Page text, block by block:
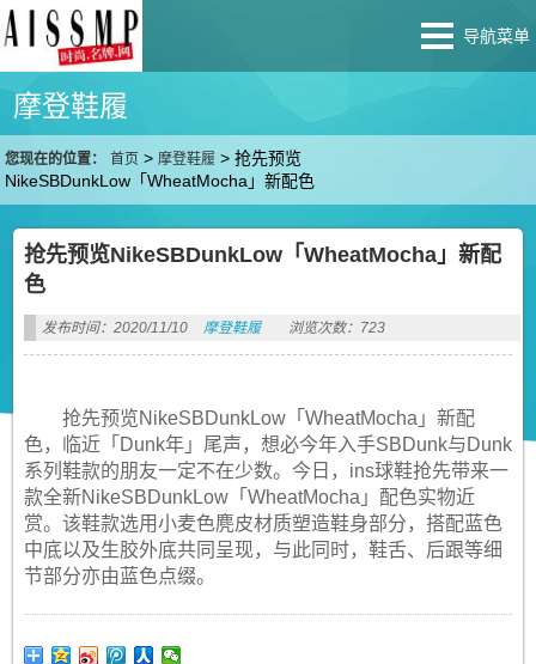
导航菜单
摩登鞋履
您现在的位置： 首页 >摩登鞋履 >抢先预览
NikeSBDunkLow「WheatMocha」新配色
抢先预览NikeSBDunkLow「WheatMocha」新配
色
发布时间：2020/11/10 摩登鞋履 浏览次数：723
抢先预览NikeSBDunkLow「WheatMocha」新配
色，临近「Dunk年」尾声，想必今年入手SBDunk与Dunk
系列鞋款的朋友一定不在少数。今日，ins球鞋抢先带来一
款全新NikeSBDunkLow「WheatMocha」配色实物近
赏。该鞋款选用小麦色麂皮材质塑造鞋身部分，搭配蓝色
中底以及生胶外底共同呈现，与此同时，鞋舌、后跟等细
节部分亦由蓝色点缀。